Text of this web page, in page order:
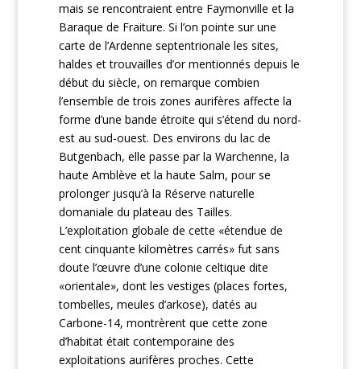
mais se rencontraient entre Faymonville et la
Baraque de Fraiture. Si l’on pointe sur une
carte de l’Ardenne septentrionale les sites,
haldes et trouvailles d’or mentionnés depuis le
début du siècle, on remarque combien
l’ensemble de trois zones aurifères affecte la
forme d’une bande étroite qui s’étend du nord-
est au sud-ouest. Des environs du lac de
Butgenbach, elle passe par la Warchenne, la
haute Amblève et la haute Salm, pour se
prolonger jusqu’à la Réserve naturelle
domaniale du plateau des Tailles.
L’exploitation globale de cette «étendue de
cent cinquante kilomètres carrés» fut sans
doute l’œuvre d’une colonie celtique dite
«orientale», dont les vestiges (places fortes,
tombelles, meules d’arkose), datés au
Carbone-14, montrèrent que cette zone
d’habitat était contemporaine des
exploitations aurifères proches. Cette